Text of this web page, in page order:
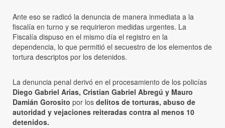
Ante eso se radicó la denuncia de manera inmediata a la
fiscalía en turno y se requirieron medidas urgentes. La
Fiscalía dispuso en el mismo día el registro en la
dependencia, lo que permitió el secuestro de los elementos de
tortura descriptos por los detenidos.
La denuncia penal derivó en el procesamiento de los policías
Diego Gabriel Arias, Cristian Gabriel Abregú y Mauro
Damián Gorosito por los delitos de torturas, abuso de
autoridad y vejaciones reiteradas contra al menos 10
detenidos.